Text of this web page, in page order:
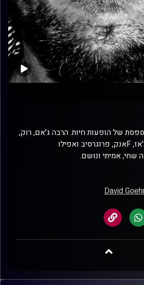
של הופעות חיות. הרבה ג'אם, רוק,
בלוז, bluegrass, ג'אז, Fאנק, פרוגרסיב ואפילו
שחי, אמיתי ונושם.
David